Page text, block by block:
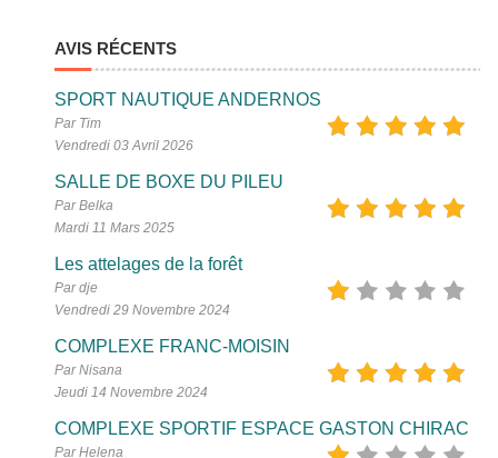
AVIS RÉCENTS
SPORT NAUTIQUE ANDERNOS
Par Tim
Vendredi 03 Avril 2026
SALLE DE BOXE DU PILEU
Par Belka
Mardi 11 Mars 2025
Les attelages de la forêt
Par dje
Vendredi 29 Novembre 2024
COMPLEXE FRANC-MOISIN
Par Nisana
Jeudi 14 Novembre 2024
COMPLEXE SPORTIF ESPACE GASTON CHIRAC
Par Helena